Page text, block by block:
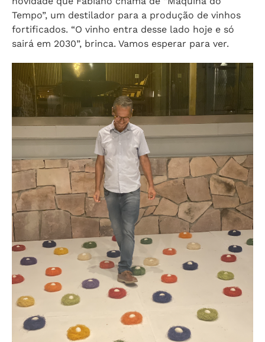
Tempo”, um destilador para a produção de vinhos
fortificados. “O vinho entra desse lado hoje e só
sairá em 2030”, brinca. Vamos esperar para ver.